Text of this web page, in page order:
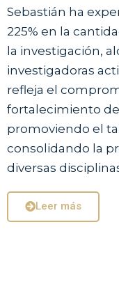
Sebastián ha
225% en la
la investigación,
investigadoras
refleja el
fortalecimiento
promoviendo el
consolidando la
diversas
Leer más